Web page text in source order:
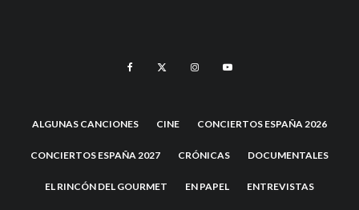
ALGUNAS CANCIONES CINE CONCIERTOS ESPAÑA 2026
CONCIERTOS ESPAÑA 2027 CRÓNICAS DOCUMENTALES
EL RINCÓN DEL GOURMET EN PAPEL ENTREVISTAS